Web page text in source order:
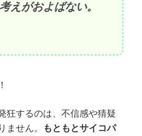
えがおよばない。
狂するのは、不信感や猜疑
ません。
もともとサイコパ